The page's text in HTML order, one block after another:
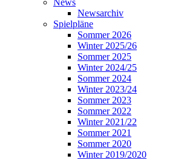
Newsarchiv
Spielpläne
Sommer 2026
Winter 2025/26
Sommer 2025
Winter 2024/25
Sommer 2024
Winter 2023/24
Sommer 2023
Sommer 2022
Winter 2021/22
Sommer 2021
Sommer 2020
Winter 2019/2020